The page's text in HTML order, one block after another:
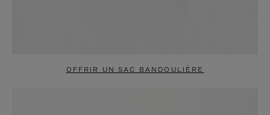
OFFRIR UN SAC BANDOULIÈRE